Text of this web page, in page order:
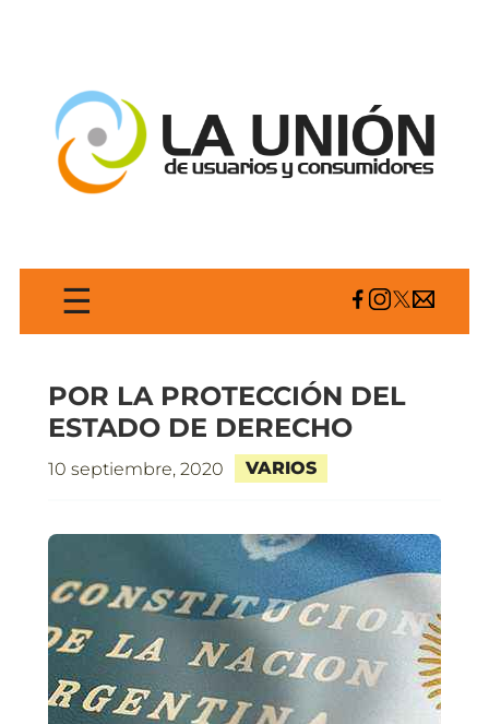
☰
POR LA PROTECCIÓN DEL
ESTADO DE DERECHO
10 septiembre, 2020 VARIOS